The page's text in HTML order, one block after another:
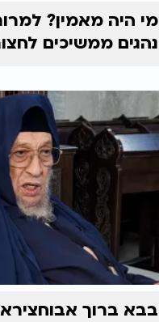
מי היה מאמין?
נהגים ממשיכים